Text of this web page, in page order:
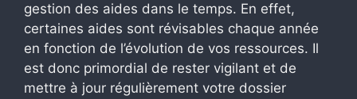
gestion des aides dans le temps. En effet,
certaines aides sont révisables chaque année
en fonction de l’évolution de vos ressources. Il
est donc primordial de rester vigilant et de
mettre à jour régulièrement votre dossier